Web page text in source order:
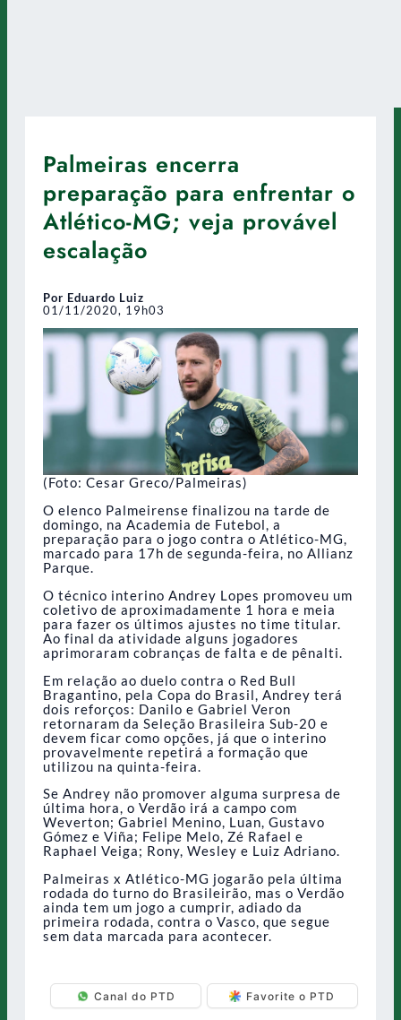
Palmeiras encerra
preparação para enfrentar o
Atlético-MG; veja provável
escalação
Por Eduardo Luiz
01/11/2020, 19h03
(Foto: Cesar Greco/Palmeiras)
O elenco Palmeirense finalizou na tarde de
domingo, na Academia de Futebol, a
preparação para o jogo contra o Atlético-MG,
marcado para 17h de segunda-feira, no Allianz
Parque.
O técnico interino Andrey Lopes promoveu um
coletivo de aproximadamente 1 hora e meia
para fazer os últimos ajustes no time titular.
Ao final da atividade alguns jogadores
aprimoraram cobranças de falta e de pênalti.
Em relação ao duelo contra o Red Bull
Bragantino, pela Copa do Brasil, Andrey terá
dois reforços: Danilo e Gabriel Veron
retornaram da Seleção Brasileira Sub-20 e
devem ficar como opções, já que o interino
provavelmente repetirá a formação que
utilizou na quinta-feira.
Se Andrey não promover alguma surpresa de
última hora, o Verdão irá a campo com
Weverton; Gabriel Menino, Luan, Gustavo
Gómez e Viña; Felipe Melo, Zé Rafael e
Raphael Veiga; Rony, Wesley e Luiz Adriano.
Palmeiras x Atlético-MG jogarão pela última
rodada do turno do Brasileirão, mas o Verdão
ainda tem um jogo a cumprir, adiado da
primeira rodada, contra o Vasco, que segue
sem data marcada para acontecer.
Canal do PTD Favorite o PTD